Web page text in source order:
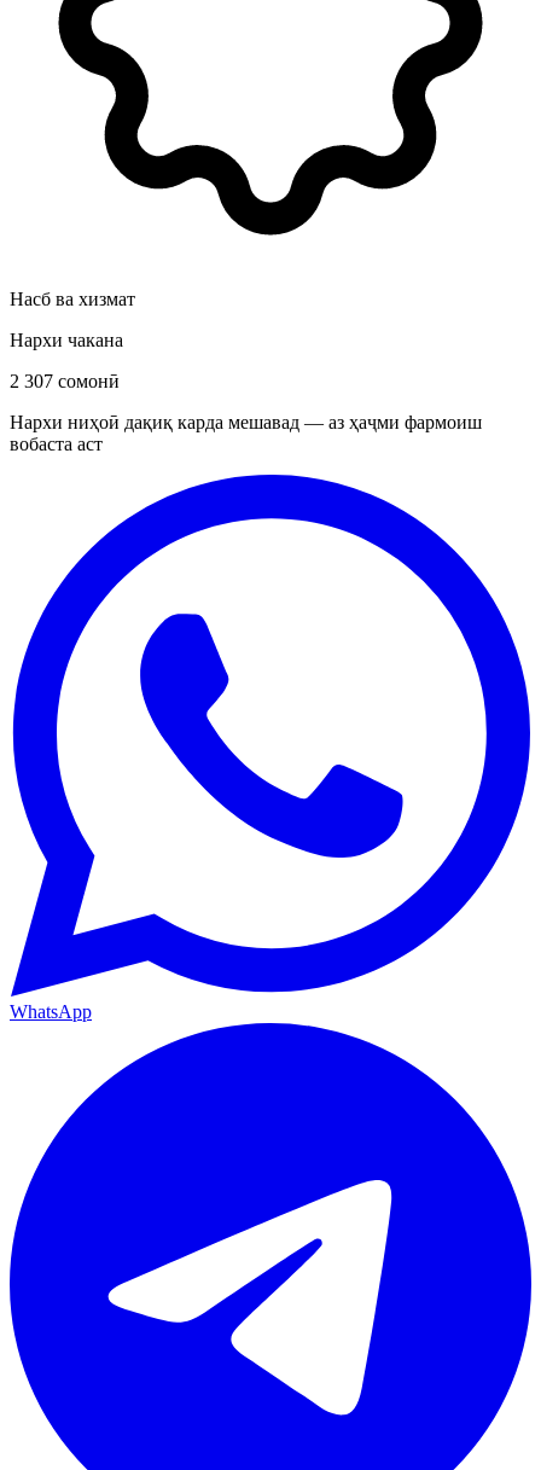
Насб ва хизмат
Нархи чакана
2 307 сомонӣ
Нархи ниҳоӣ дақиқ карда мешавад — аз ҳаҷми фармоиш
вобаста аст
WhatsApp